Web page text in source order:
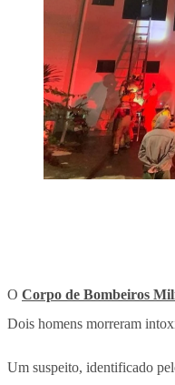
O Corpo de Bombeiros
Dois homens morreram
Um suspeito, identificado